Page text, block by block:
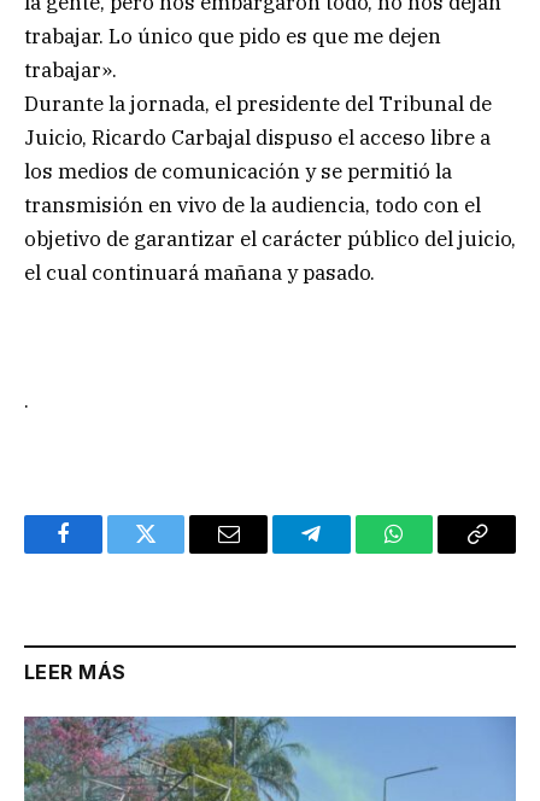
trabajar. Lo único que pido es que me dejen
trabajar».
Durante la jornada, el presidente del Tribunal de
Juicio, Ricardo Carbajal dispuso el acceso libre a
los medios de comunicación y se permitió la
transmisión en vivo de la audiencia, todo con el
objetivo de garantizar el carácter público del juicio,
el cual continuará mañana y pasado.
.
FacebookTwitter Email TelegramWhatsAppCopy
LEER MÁS